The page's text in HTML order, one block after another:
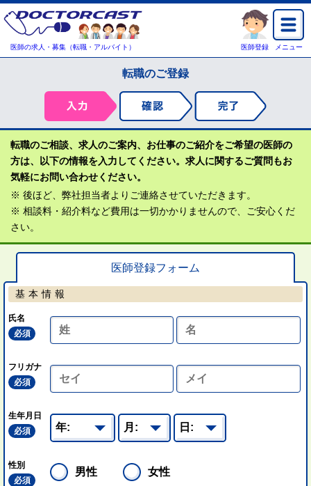
医師の求人・募集（転職・アルバイト） 医師登録 メニュー
転職のご登録
転職のご相談、求人のご案内、お仕事のご紹介をご希望の医師の
方は、以下の情報を入力してください。求人に関するご質問もお
気軽にお問い合わせください。
※ 後ほど、弊社担当者よりご連絡させていただきます。
※ 相談料・紹介料など費用は一切かかりませんので、ご安心くだ
さい。
医師登録フォーム
基本情報
氏名
必須
フリガナ
必須
生年月日
必須
性別
必須
男性 女性